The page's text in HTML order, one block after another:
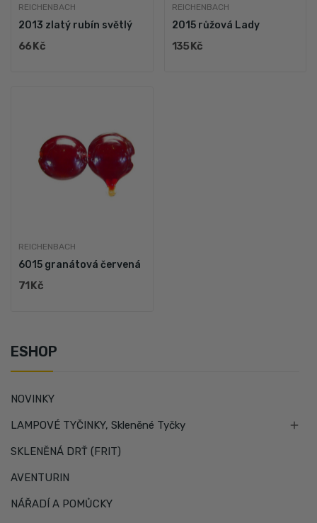
ESHOP
NOVINKY
LAMPOVÉ TYČINKY, Skleněné Tyčky 
SKLENĚNÁ DRŤ (FRIT)
AVENTURIN
NÁŘADÍ A POMŮCKY
REICHENBACH
2013 zlatý rubín světlý
66 Kč
REICHENBACH
2015 růžová Lady
135 Kč
REICHENBACH
6015 granátová červená
71 Kč